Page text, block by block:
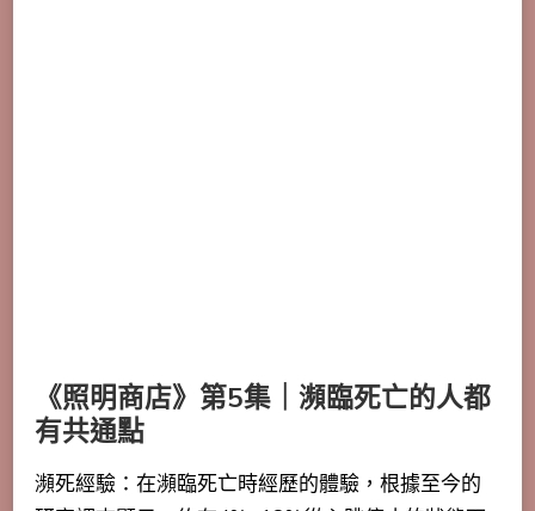
《照明商店》第5集｜瀕臨死亡的人都
有共通點
瀕死經驗：在瀕臨死亡時經歷的體驗，根據至今的